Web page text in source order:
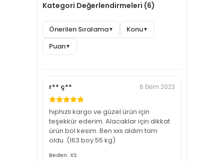
Kategori Değerlendirmeleri (6)
Önerilen Sıralama▼ Konu▼
Puan▼
r** ç** 6 Ekim 2023
hıphızlı kargo ve güzel ürün için
teşekkür ederim. Alacaklar için dikkat
ürün bol kesim. Ben xxs aldım tam
oldu. (163 boy 55 kg)
Beden: XS